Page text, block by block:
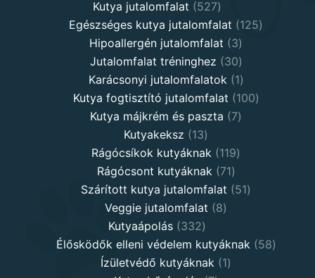
Kutya jutalomfalat 527527
products
Egészséges kutya jutalomfalat 125125
Hipoallergén jutalomfalat 33
products
Jutalomfalat tréninghez 3030
products
Karácsonyi jutalomfalatok 11
product
Kutya fogtisztító jutalomfalat 100100
Kutya májkrém és paszta 77
Kutyakeksz 1313
products
Rágócsíkok kutyáknak 119119
Rágócsont kutyáknak 7171
products
Szárított kutya jutalomfalat 5151
Veggie jutalomfalat 88
Kutyaápolás 332332
products
Élősködők elleni védelem kutyáknak 5858
Ízületvédő kutyáknak 11